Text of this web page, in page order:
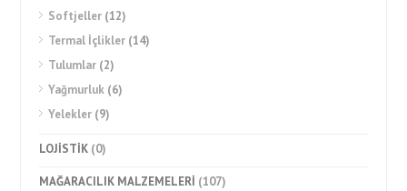
Softjeller (12)
Termal İçlikler (14)
Tulumlar (2)
Yağmurluk (6)
Yelekler (9)
LOJİSTİK (0)
MAĞARACILIK MALZEMELERİ (107)